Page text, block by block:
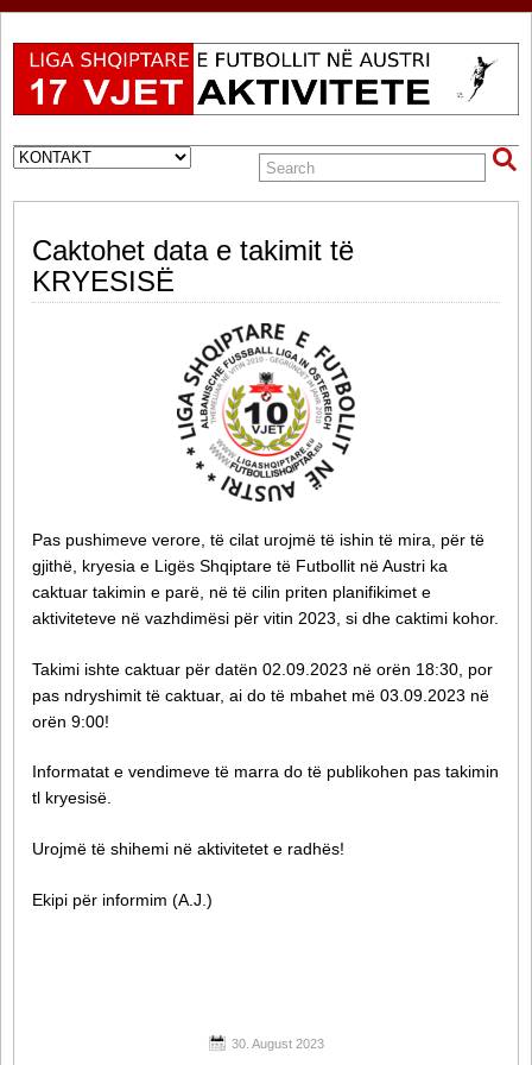
Caktohet data e takimit të
KRYESISË
Pas pushimeve verore, të cilat urojmë të ishin të mira, për të
gjithë, kryesia e Ligës Shqiptare të Futbollit në Austri ka
caktuar takimin e parë, në të cilin priten planifikimet e
aktiviteteve në vazhdimësi për vitin 2023, si dhe caktimi kohor.
Takimi ishte caktuar për datën 02.09.2023 në orën 18:30, por
pas ndryshimit të caktuar, ai do të mbahet më 03.09.2023 në
orën 9:00!
Informatat e vendimeve të marra do të publikohen pas takimin
tl kryesisë.
Urojmë të shihemi në aktivitetet e radhës!
Ekipi për informim (A.J.)
30. August 2023